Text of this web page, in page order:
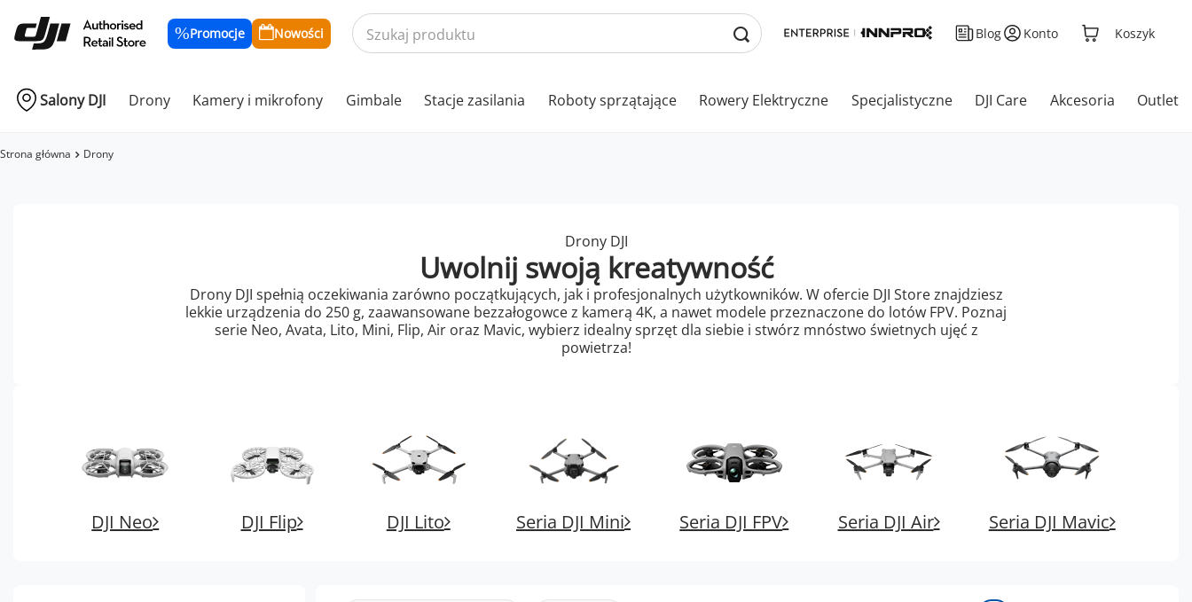
Promocje Nowości Blog Konto Koszyk
Salony DJI Drony Kamery i mikrofony Gimbale Stacje zasilania Roboty sprzątające Rowery Elektryczne Specjalistyczne DJI Care Akcesoria Outlet
Strona główna Drony
Drony DJI
Uwolnij swoją kreatywność
Drony DJI spełnią oczekiwania zarówno początkujących, jak i profesjonalnych użytkowników. W ofercie DJI Store znajdziesz
lekkie urządzenia do 250 g, zaawansowane bezzałogowce z kamerą 4K, a nawet modele przeznaczone do lotów FPV. Poznaj
serie Neo, Avata, Lito, Mini, Flip, Air oraz Mavic, wybierz idealny sprzęt dla siebie i stwórz mnóstwo świetnych ujęć z
powietrza!
DJI Neo DJI Flip DJI Lito Seria DJI Mini Seria DJI FPV Seria DJI Air Seria DJI Mavic